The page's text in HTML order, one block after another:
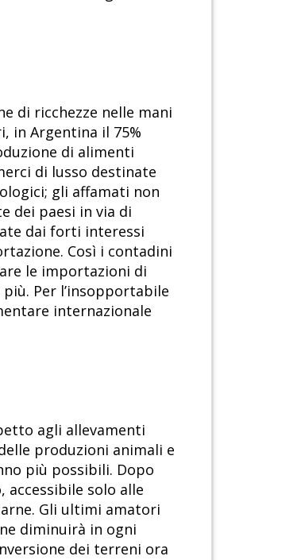
di ricchezze nelle mani
in Argentina il 75%
di alimenti
di lusso destinate
gli affamati non
dei paesi in via di
dai forti interessi
Così i contadini
le importazioni di
Per l’insopportabile
internazionale
agli allevamenti
produzioni animali e
più possibili. Dopo
solo alle
Gli ultimi amatori
diminuirà in ogni
dei terreni ora